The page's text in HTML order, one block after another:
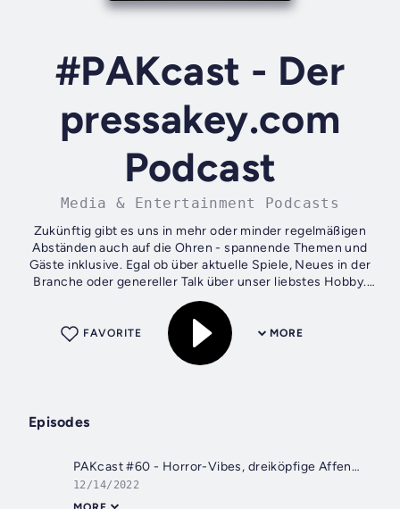
#PAKcast - Der
pressakey.com
Podcast
Media & Entertainment Podcasts
Zukünftig gibt es uns in mehr oder minder regelmäßigen
Abständen auch auf die Ohren - spannende Themen und
Gäste inklusive. Egal ob über aktuelle Spiele, Neues in der
Branche oder genereller Talk über unser liebstes Hobby.
Natürlich freuen wir uns...
MORE
FAVORITE
Episodes
PAKcast #60 - Horror-Vibes, dreiköpfige Affen und die volle Kontrolle
12/14/2022